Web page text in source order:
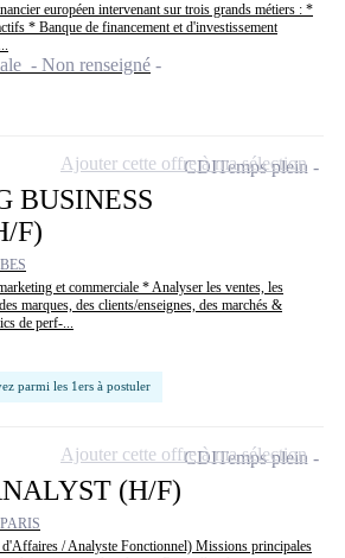
européen intervenant sur trois grands métiers : *
* Banque de financement et d'investissement
- Non renseigné
BUSINESS
F)
et commerciale * Analyser les ventes, les
marques, des clients/enseignes, des marchés &
de perf-...
parmi les 1ers à postuler
CDITemps plein
Ajouter cette offre à ma sélection
(H/F)
/ Analyste Fonctionnel) Missions principales
CDITemps plein
Ajouter cette offre à ma sélection